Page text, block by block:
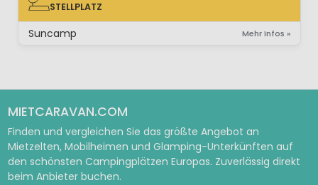
STELLPLATZ
STELLPLATZ
Suncamp Mehr Infos »
MIETCARAVAN.COM
Finden und vergleichen Sie das größte Angebot an
Mietzelten, Mobilheimen und Glamping-Unterkünften auf
den schönsten Campingplätzen Europas. Zuverlässig direkt
beim Anbieter buchen.